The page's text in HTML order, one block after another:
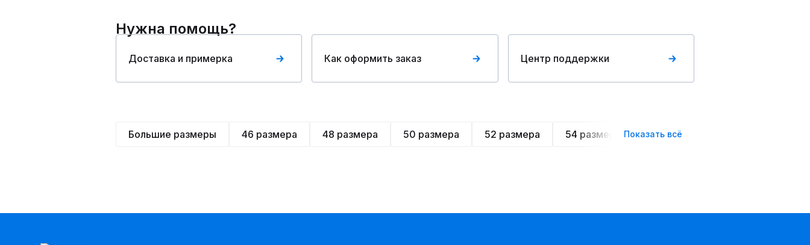
Нужна помощь?
Доставка и примерка Как оформить заказ Центр поддержки
Большие размеры 46 размера 48 размера 50 размера 52 размера 54 размера Летние
Показать всё